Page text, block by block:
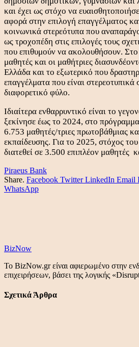
και έχει ως στόχο να
αφορά στην επιλογή επαγγέλματος
κοινωνικά στερεότυπα που
ως τροχοπέδη στις επιλογές τους
που επιθυμούν να ακολουθήσουν. Στο
μαθητές και οι μαθήτριες
Ελλάδα και το εξωτερικό που
επαγγέλματα που είναι
διαφορετικό φύλο.
Ιδιαίτερα ενθαρρυντικό είναι το
ξεκίνησε έως το 2024, στο
6.753 μαθητές/τριες πρωτοβάθμιας
εκπαίδευσης. Για το 2025, στόχος
διατεθεί σε 3.500 επιπλέον μαθητές
Piraeus Bank
Share. Facebook Twitter LinkedIn Email
WhatsApp
BizNow
Το BizNow.gr είναι αφιερωμένο στην
επιχειρήσεων, βάσει της λογικής
Σχετικά Άρθρα